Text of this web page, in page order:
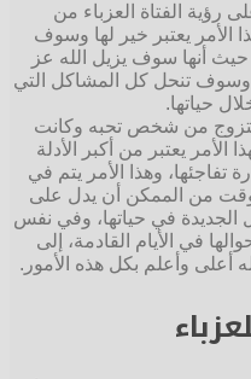
رؤية الفتاة العزباء من
يعتبر خير لها وسوف
حيث أنها سوف يزيل الله عز
وسوف تنحل كل المشاكل التي
حياتها.
تتزوج من شخص تحبه وكانت
الأمر يعتبر من أكبر الأدلة
وهذا الأمر يتم في
من الممكن أن يدل على
الجديدة في حياتها، وفي نفس
في الأيام القادمة، إلى
أعلى وأعلم بكل هذه الأمور.